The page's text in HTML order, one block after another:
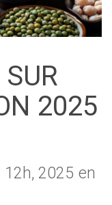
2025
2025 en